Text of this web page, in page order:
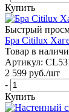
Купить
Быстрый
Бра Citilux
Товар в
Артикул:
2 599 руб./шт
-
Купить